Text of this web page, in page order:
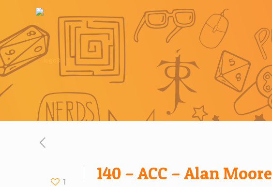
1 140 – ACC – Alan Moore